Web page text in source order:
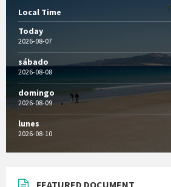
Local Time
Today
2026-08-07
sábado
2026-08-08
domingo
2026-08-09
lunes
2026-08-10